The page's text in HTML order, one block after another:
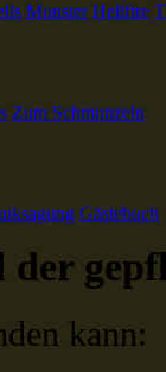
Monster Hellfire
Zum Schmunzeln
Gästebuch
kann: